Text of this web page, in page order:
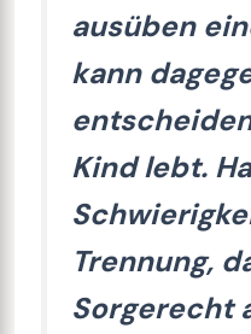
ausüben
kann
Kind lebt.
Trennung,
Sorgerecht